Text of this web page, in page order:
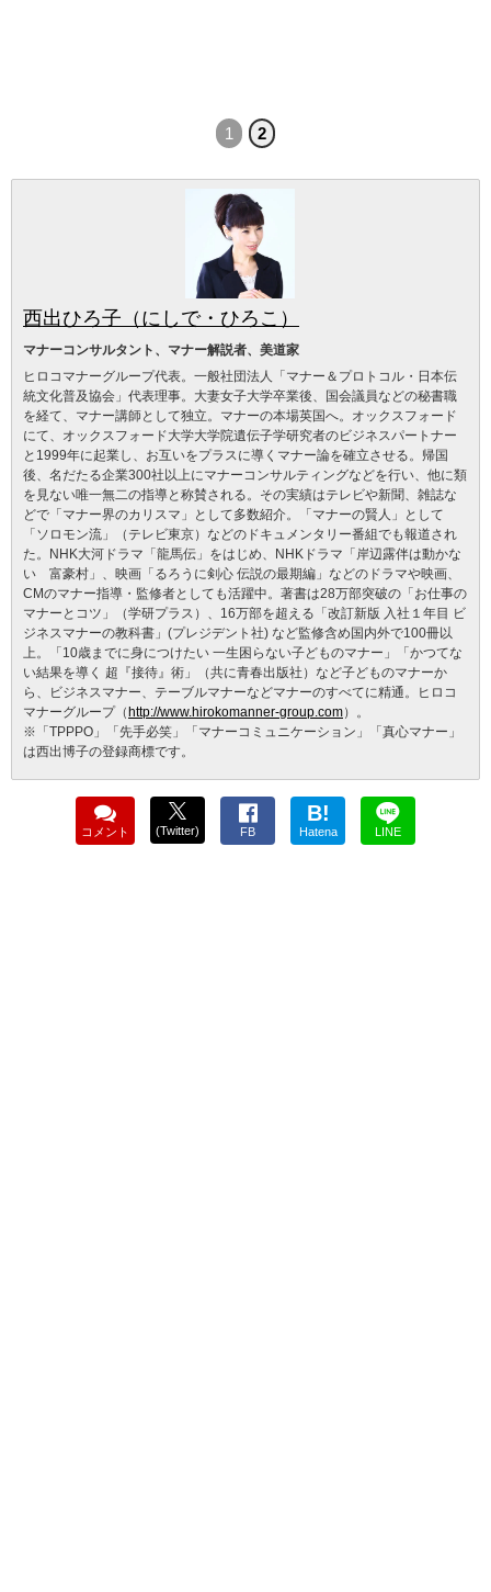
1 2
西出ひろ子（にしで・ひろこ）
マナーコンサルタント、マナー解説者、美道家
ヒロコマナーグループ代表。一般社団法人「マナー＆プロトコル・日本伝
統文化普及協会」代表理事。大妻女子大学卒業後、国会議員などの秘書職
を経て、マナー講師として独立。マナーの本場英国へ。オックスフォード
にて、オックスフォード大学大学院遺伝子学研究者のビジネスパートナー
と1999年に起業し、お互いをプラスに導くマナー論を確立させる。帰国
後、名だたる企業300社以上にマナーコンサルティングなどを行い、他に類
を見ない唯一無二の指導と称賛される。その実績はテレビや新聞、雑誌な
どで「マナー界のカリスマ」として多数紹介。「マナーの賢人」として
「ソロモン流」（テレビ東京）などのドキュメンタリー番組でも報道され
た。NHK大河ドラマ「龍馬伝」をはじめ、NHKドラマ「岸辺露伴は動かな
い 富豪村」、映画「るろうに剣心 伝説の最期編」などのドラマや映画、
CMのマナー指導・監修者としても活躍中。著書は28万部突破の「お仕事の
マナーとコツ」（学研プラス）、16万部を超える「改訂新版 入社１年目 ビ
ジネスマナーの教科書」(プレジデント社) など監修含め国内外で100冊以
上。「10歳までに身につけたい 一生困らない子どものマナー」「かつてな
い結果を導く 超『接待』術」（共に青春出版社）など子どものマナーか
ら、ビジネスマナー、テーブルマナーなどマナーのすべてに精通。ヒロコ
マナーグループ（ http://www.hirokomanner-group.com）。
※「TPPPO」「先手必笑」「マナーコミュニケーション」「真心マナー」
は西出博子の登録商標です。
コメント (Twitter) FB
B!
Hatena LINE